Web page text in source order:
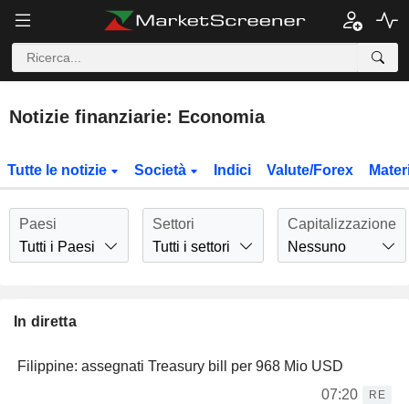
Notizie finanziarie: Economia
Tutte le notizie Società Indici Valute/Forex
Paesi
Tutti i Paesi
Settori
Tutti i settori
Capitalizzazione
Nessuno
In diretta
Filippine: assegnati Treasury bill per 968 Mio USD
07:20
RE